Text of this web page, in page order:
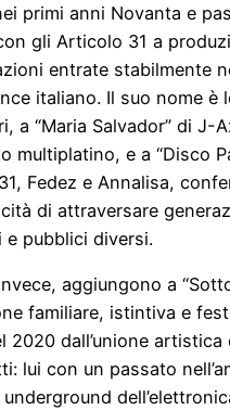
primi anni Novanta e
gli Articolo 31 a
entrate stabilmente
italiano. Il suo nome è
a “Maria Salvador” di J-
multiplatino, e a “Disco
Fedez e Annalisa,
di attraversare
e pubblici diversi.
aggiungono a
familiare, istintiva e
2020 dall’unione artistica
lui con un passato